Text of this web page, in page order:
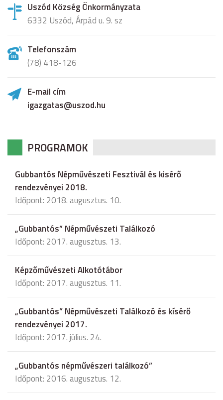
Uszód Község Önkormányzata
6332 Uszód, Árpád u. 9. sz
Telefonszám
(78) 418-126
E-mail cím
igazgatas@uszod.hu
PROGRAMOK
Gubbantós Népművészeti Fesztivál és kisérő
rendezvényei 2018.
Időpont: 2018. augusztus. 10.
„Gubbantós” Népművészeti Találkozó
Időpont: 2017. augusztus. 13.
Képzőművészeti Alkotótábor
Időpont: 2017. augusztus. 11.
„Gubbantós” Népművészeti Találkozó és kísérő
rendezvényei 2017.
Időpont: 2017. július. 24.
„Gubbantós népművészeri találkozó”
Időpont: 2016. augusztus. 12.